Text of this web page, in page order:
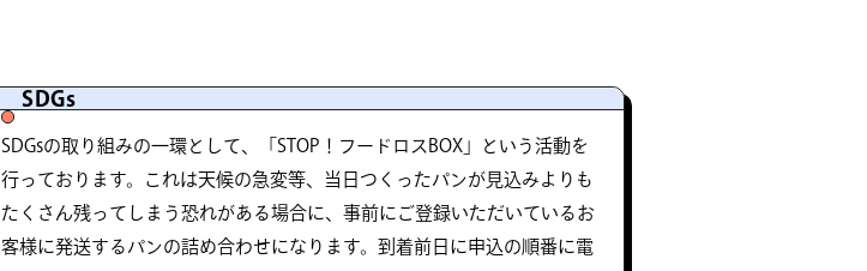
SDGs
SDGsの取り組みの一環として、「STOP！フードロスBOX」という活動を
行っております。これは天候の急変等、当日つくったパンが見込みよりも
たくさん残ってしまう恐れがある場合に、事前にご登録いただいているお
客様に発送するパンの詰め合わせになります。到着前日に申込の順番に電